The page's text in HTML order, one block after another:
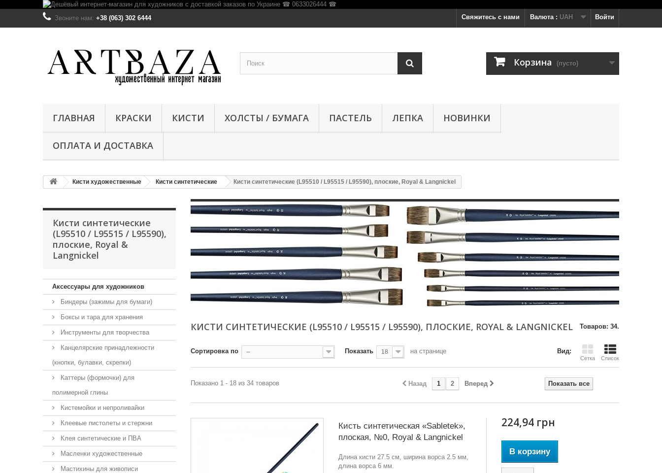
Войти
Валюта : UAH
Свяжитесь с нами
Звоните нам: +38 (063) 302 6444
Корзина (пусто)
ГЛАВНАЯ КРАСКИ КИСТИ ХОЛСТЫ / БУМАГА ПАСТЕЛЬ ЛЕПКА НОВИНКИ
ОПЛАТА И ДОСТАВКА
Кисти художественные Кисти синтетические Кисти синтетические (L95510 / L95515 / L95590), плоские, Royal & Langnickel
Кисти синтетические
(L95510 / L95515 / L95590),
плоские, Royal &
Langnickel
Аксессуары для художников
Биндеры (зажимы для бумаги)
Боксы и тара для хранения
Инструменты для творчества
Канцелярские принадлежности
(кнопки, булавки, скрепки)
Каттеры (формочки) для
полимерной глины
Кистемойки и непроливайки
Клеевые пистолеты и стержни
Клея синтетические и ПВА
Масленки художественные
Мастихины для живописи
КИСТИ СИНТЕТИЧЕСКИЕ (L95510 / L95515 / L95590), ПЛОСКИЕ, ROYAL & LANGNICKEL Товаров: 34.
Вид:
Сетка Список
Сортировка по -- Показать 18 на странице
Показать все
Назад 1 2 Вперед
Показано 1 - 18 из 34 товаров
Кисть синтетическая «Sabletek»,
плоская, №0, Royal & Langnickel
Длина кисти 27.5 см, ширина ворса 2.5 мм,
длина ворса 6 мм.
224,94 грн
В корзину